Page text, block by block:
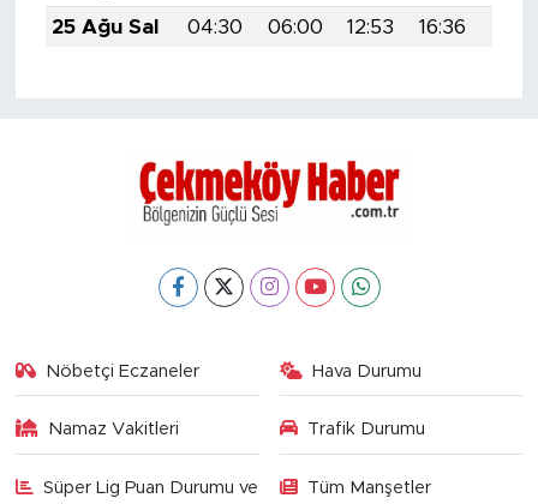
25 Ağu Sal
04:30 06:00 12:53 16:36
Nöbetçi Eczaneler Hava Durumu
Namaz Vakitleri Trafik Durumu
Süper Lig Puan Durumu ve Tüm Manşetler